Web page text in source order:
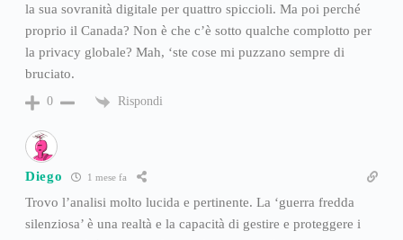
la sua sovranità digitale per quattro spiccioli. Ma poi perché
proprio il Canada? Non è che c’è sotto qualche complotto per
la privacy globale? Mah, ‘ste cose mi puzzano sempre di
bruciato.
0 Rispondi
Diego 1 mese fa
Trovo l’analisi molto lucida e pertinente. La ‘guerra fredda
silenziosa’ è una realtà e la capacità di gestire e proteggere i